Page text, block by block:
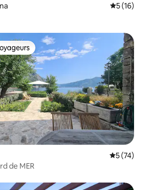
Note
5 (16)
parmi les plus aimés
Note
5 (74)
de MER